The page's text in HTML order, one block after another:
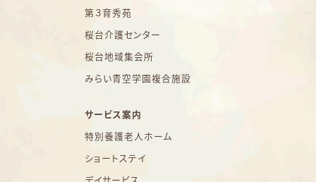
第３育秀苑
桜台介護センター
桜台地域集会所
みらい青空学園複合施設
サービス案内
特別養護老人ホーム
ショートステイ